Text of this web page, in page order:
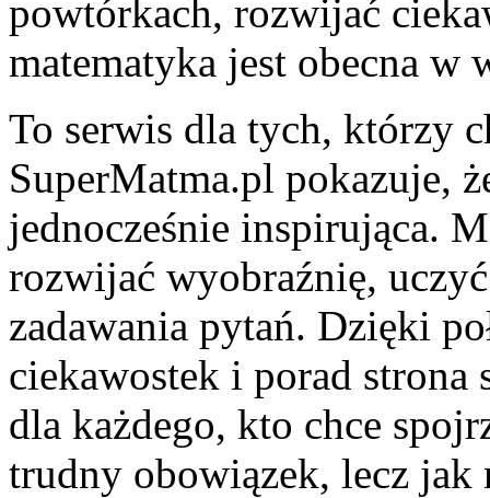
powtórkach, rozwijać
matematyka jest obecna w
To serwis dla tych, którzy
SuperMatma.pl pokazuje,
jednocześnie inspirująca.
rozwijać wyobraźnię,
zadawania pytań. Dzięki
ciekawostek i porad strona
dla każdego, kto chce
trudny obowiązek, lecz jak